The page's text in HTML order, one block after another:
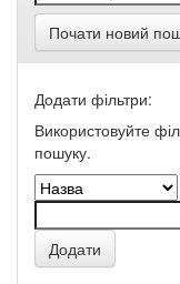
Почати новий
Додати фільтри:
Використовуйте
пошуку.